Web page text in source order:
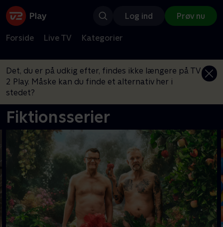
Log ind Prøv nu
Forside Live TV Kategorier
Det, du er på udkig efter, findes ikke længere på TV
2 Play. Måske kan du finde et alternativ her i
stedet?
Fiktionsserier